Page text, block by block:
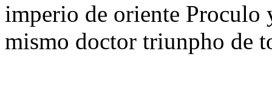
imperio de oriente Proculo
mismo doctor triunpho de